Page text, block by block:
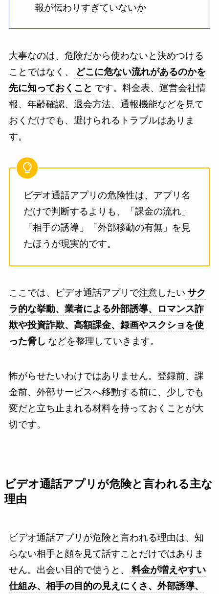
報が伝わりすぎていないか
大事なのは、危険だから使わないと決めつける
ことではなく、
どこに危ない流れがあるのかを
先に知っておくこと です。料金表、運営会社情
報、年齢確認、退会方法、通報機能などを見て
おくだけでも、避けられるトラブルはありま
す。
ビデオ通話アプリの危険性は、アプリ名
だけで判断するよりも、「課金の流れ」
「相手の誘導」「外部移動の有無」を見
たほうが現実的です。
ここでは、ビデオ通話アプリで注意したい サク
ラ的な挙動、業者による外部誘導、ロマンス詐
欺や投資詐欺、高額課金、録画やスクショを使
った脅し などを整理していきます。
怖がらせたいわけではありません。登録前、課
金前、外部サービスへ移動する前に、少しでも
変だと立ち止まれる材料を持っておくことが大
切です。
ビデオ通話アプリが危険と言われる主な
理由
ビデオ通話アプリが危険と言われる理由は、知
らない相手と顔を見て話すことだけではありま
せん。出会い目的で使うと、
料金が増えやすい
仕組み、相手の目的の見えにくさ、外部誘導、